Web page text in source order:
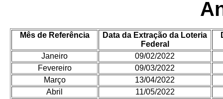
Mês de Referência
Data da Extração da Loteria
Federal
Janeiro
09/02/2022
Fevereiro
09/03/2022
Março
13/04/2022
Abril
11/05/2022